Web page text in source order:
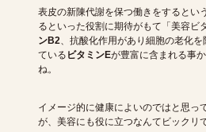
表皮の新陳代謝を保つ働きをするという
るといった役割に期待がもて「美容ビ
ンB2、抗酸化作用があり細胞の老化
ている ビタミンEが豊富に含まれる事か
ね。
イメージ的に健康によいのではと思っ
が、美容にも役に立つなんてビックリ